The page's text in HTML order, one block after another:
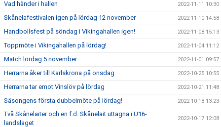
Vad händer i hallen 2022-11-11 10:30
Skånelafestivalen igen på lördag 12 november 2022-11-10 14:58
Handbollsfest på söndag i Vikingahallen igen! 2022-11-08 15:13
Toppmöte i Vikingahallen på lördag! 2022-11-04 11:12
Match lördag 5 november 2022-11-01 09:57
Herrarna åker till Karlskrona på onsdag 2022-10-25 10:55
Herrarna tar emot Vinslöv på lördag 2022-10-21 11:48
Säsongens första dubbelmöte på lördag! 2022-10-18 13:23
Två Skånelaiter och en f.d. Skånelait uttagna i U16-
landslaget
2022-10-17 12:08